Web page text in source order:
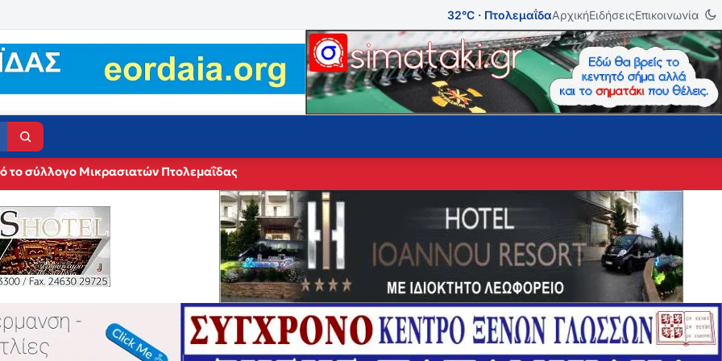
32°C · ΠτολεμαΐδαΑρχικήΕιδήσειςΕπικοινωνία
το σύλλογο Μικρασιατών Πτολεμαΐδας